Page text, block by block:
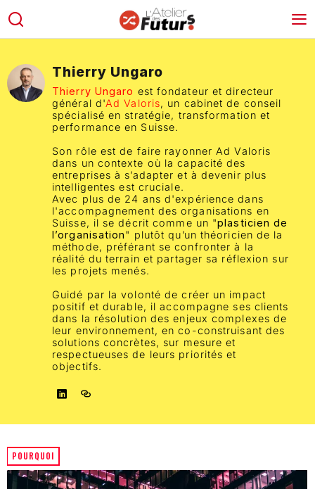
Thierry Ungaro
Thierry Ungaro est fondateur et directeur
général d'Ad Valoris, un cabinet de conseil
spécialisé en stratégie, transformation et
performance en Suisse.
Son rôle est de faire rayonner Ad Valoris
dans un contexte où la capacité des
entreprises à s’adapter et à devenir plus
intelligentes est cruciale.
Avec plus de 24 ans d'expérience dans
l'accompagnement des organisations en
Suisse, il se décrit comme un "plasticien de
l’organisation" plutôt qu’un théoricien de la
méthode, préférant se confronter à la
réalité du terrain et partager sa réflexion sur
les projets menés.
Guidé par la volonté de créer un impact
positif et durable, il accompagne ses clients
dans la résolution des enjeux complexes de
leur environnement, en co-construisant des
solutions concrètes, sur mesure et
respectueuses de leurs priorités et
objectifs.
POURQUOI